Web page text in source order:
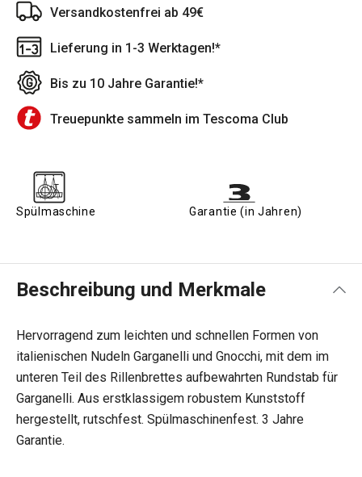
Versandkostenfrei ab 49€
Lieferung in 1-3 Werktagen!*
Bis zu 10 Jahre Garantie!*
Treuepunkte sammeln im Tescoma Club
Spülmaschine Garantie (in Jahren)
Beschreibung und Merkmale
Hervorragend zum leichten und schnellen Formen von
italienischen Nudeln Garganelli und Gnocchi, mit dem im
unteren Teil des Rillenbrettes aufbewahrten Rundstab für
Garganelli. Aus erstklassigem robustem Kunststoff
hergestellt, rutschfest. Spülmaschinenfest. 3 Jahre
Garantie.